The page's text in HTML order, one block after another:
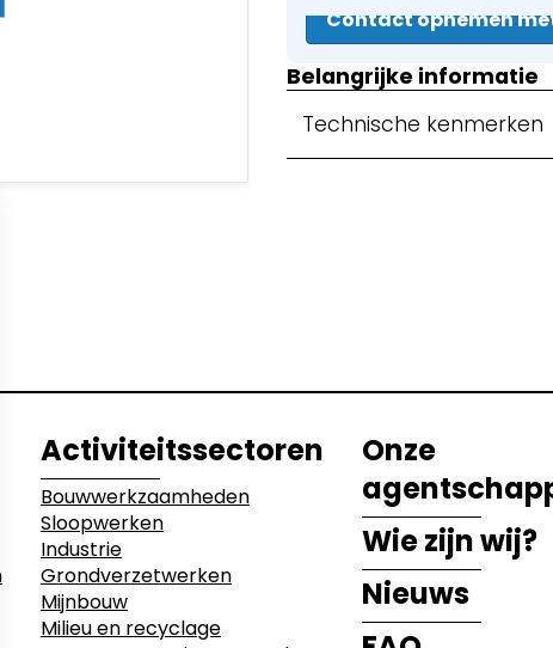
Technische kenmerken
Belangrijke informatie
Contact opnemen
Activiteitssectoren
Bouwwerkzaamheden
Sloopwerken
Industrie
Grondverzetwerken
Mijnbouw
Milieu en recyclage
Onze
Wie zijn wij?
Nieuws